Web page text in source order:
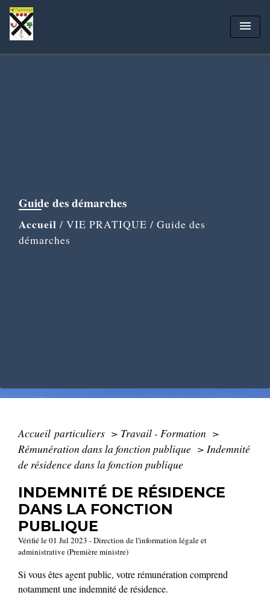
menu
Guide des démarches
Accueil / VIE PRATIQUE / Guide des
démarches
Accueil particuliers > Travail - Formation >
Rémunération dans la fonction publique > Indemnité
de résidence dans la fonction publique
INDEMNITÉ DE RÉSIDENCE
DANS LA FONCTION
PUBLIQUE
Vérifié le 01 Jul 2023 - Direction de l'information légale et
administrative (Première ministre)
Si vous êtes agent public, votre rémunération comprend
notamment une indemnité de résidence.